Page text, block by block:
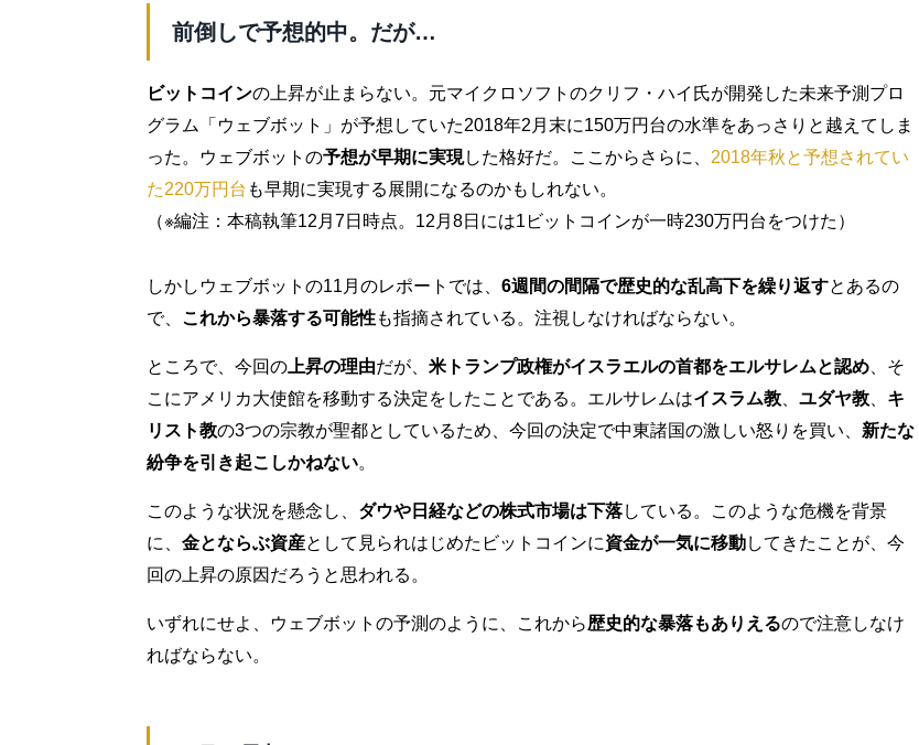
前倒しで予想的中。だが…
ビットコインの上昇が止まらない。元マイクロソフトのクリフ・ハイ氏が開発した未来予測プロ
グラム「ウェブボット」が予想していた2018年2月末に150万円台の水準をあっさりと越えてしま
った。ウェブボットの予想が早期に実現した格好だ。ここからさらに、 2018年秋と予想されてい
た220万円台 も早期に実現する展開になるのかもしれない。
（※編注：本稿執筆12月7日時点。12月8日には1ビットコインが一時230万円台をつけた）
しかしウェブボットの11月のレポートでは、 6週間の間隔で歴史的な乱高下を繰り返すとあるの
で、 これから暴落する可能性も指摘されている。注視しなければならない。
ところで、今回の 上昇の理由だが、 米トランプ政権がイスラエルの首都をエルサレムと認め 、そ
こにアメリカ大使館を移動する決定をしたことである。エルサレムはイスラム教 ユダヤ教
キ
リスト教の3つの宗教が聖都としているため、今回の決定で中東諸国の激しい怒りを買い、 新たな
紛争を引き起こしかねない。
このような状況を懸念し、 ダウや日経などの株式市場は下落している。このような危機を背景
に、 金とならぶ資産として見られはじめたビットコインに資金が一気に移動してきたことが、今
回の上昇の原因だろうと思われる。
いずれにせよ、ウェブボットの予測のように、これから歴史的な暴落もありえるので注意しなけ
ればならない。